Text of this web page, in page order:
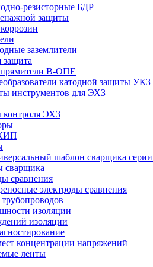
резисторные БДР
защиты
заземлители
защита
В-ОПЕ
катодной защиты
инструментов для ЭХЗ
ЭХЗ
шаблон сварщика
сравнения
электроды сравнения
изоляции
изоляции
концентрации напряжений
ленты